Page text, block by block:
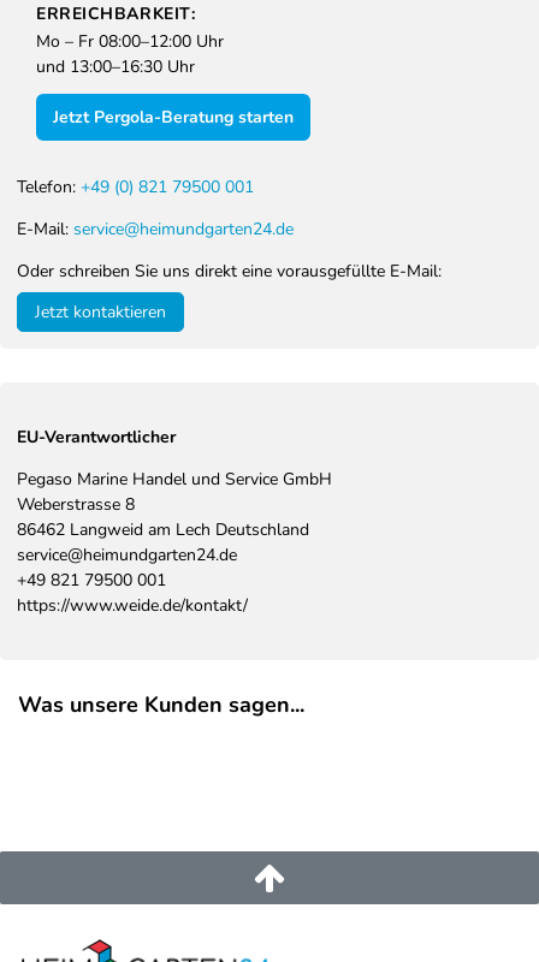
ERREICHBARKEIT:
Mo – Fr 08:00–12:00 Uhr
und 13:00–16:30 Uhr
Jetzt Pergola-Beratung starten
Telefon: +49 (0) 821 79500 001
E-Mail: service@heimundgarten24.de
Oder schreiben Sie uns direkt eine vorausgefüllte E-Mail:
Jetzt kontaktieren
EU-Verantwortlicher
Pegaso Marine Handel und Service GmbH
Weberstrasse 8
86462 Langweid am Lech Deutschland
service@heimundgarten24.de
+49 821 79500 001
https://www.weide.de/kontakt/
Was unsere Kunden sagen...